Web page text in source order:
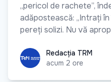
„pericol de rachete”,
adăpostească: „Intrați
pereți solizi. Nu vă
Redacția TRM
Redacția TRM
acum 2 ore